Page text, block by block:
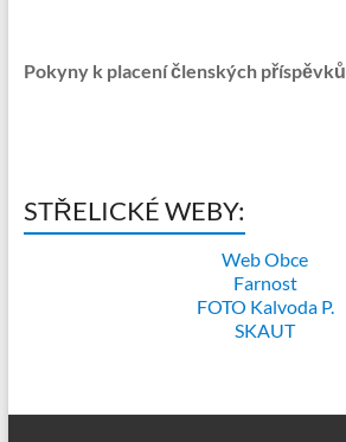
Pokyny k placení členských příspěvků
STŘELICKÉ WEBY:
Web Obce
Farnost
FOTO Kalvoda P.
SKAUT